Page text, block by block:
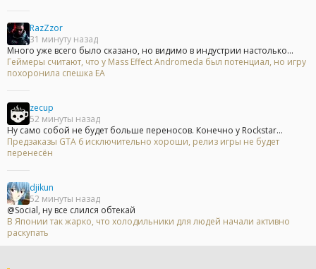
RazZzor
31 минуту назад
Много уже всего было сказано, но видимо в индустрии настолько...
Геймеры считают, что у Mass Effect Andromeda был потенциал, но игру
похоронила спешка EA
zecup
52 минуты назад
Ну само собой не будет больше переносов. Конечно у Rockstar...
Предзаказы GTA 6 исключительно хороши, релиз игры не будет
перенесён
djikun
52 минуты назад
@Social, ну все слился обтекай
В Японии так жарко, что холодильники для людей начали активно
раскупать